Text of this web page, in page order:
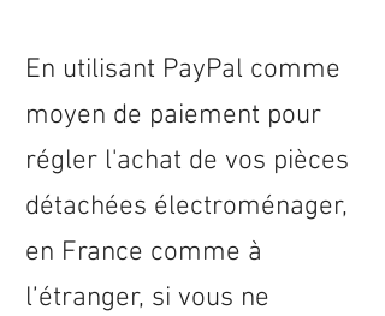
En utilisant PayPal comme
moyen de paiement pour
régler l'achat de vos pièces
détachées électroménager,
en France comme à
l’étranger, si vous ne